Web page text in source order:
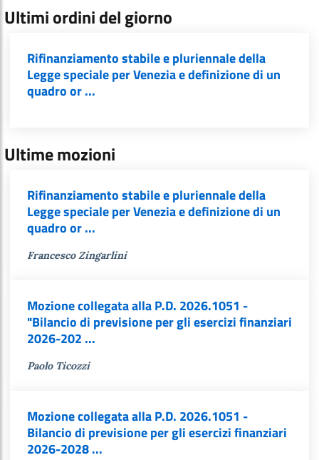
Ultimi ordini del giorno
Rifinanziamento stabile e pluriennale della
Legge speciale per Venezia e definizione di un
quadro or ...
Ultime mozioni
Rifinanziamento stabile e pluriennale della
Legge speciale per Venezia e definizione di un
quadro or ...
Francesco Zingarlini
Mozione collegata alla P.D. 2026.1051 -
"Bilancio di previsione per gli esercizi finanziari
2026-202 ...
Paolo Ticozzi
Mozione collegata alla P.D. 2026.1051 -
Bilancio di previsione per gli esercizi finanziari
2026-2028 ...